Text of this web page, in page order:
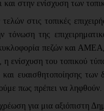
στην ενίσχυση των
στις τοπικές
τόνωση της
πεζών και
η ενίσχυση του τοπικού
ευαισθητοποίησης των
πως πρέπει να ληφθούν.
για μια αξιόπιστη